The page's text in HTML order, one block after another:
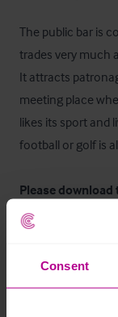
Consent
The public bar is
trades very much
It attracts
meeting place
likes its sport and
football or golf is
Please
Ubicación